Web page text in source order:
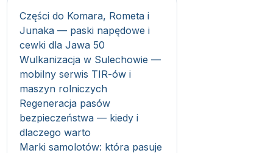
Części do Komara, Rometa i
Junaka — paski napędowe i
cewki dla Jawa 50
Wulkanizacja w Sulechowie —
mobilny serwis TIR-ów i
maszyn rolniczych
Regeneracja pasów
bezpieczeństwa — kiedy i
dlaczego warto
Marki samolotów: która pasuje